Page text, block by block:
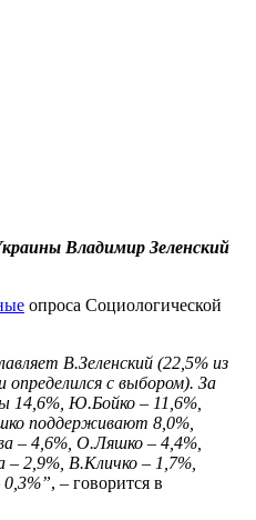
Владимир Зеленский
опроса Социологической
В.Зеленский (22,5% из
с выбором). За
14,6%, Ю.Бойко – 11,6%,
поддерживают 8,0%,
– 4,6%, О.Ляшко – 4,4%,
2,9%, В.Кличко – 1,7%,
0,3%”, – говорится в